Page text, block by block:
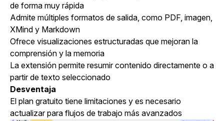
de forma muy rápida
Admite múltiples formatos de salida, como PDF, imagen,
XMind y Markdown
Ofrece visualizaciones estructuradas que mejoran la
comprensión y la memoria
La extensión permite resumir contenido directamente o a
partir de texto seleccionado
Desventaja
El plan gratuito tiene limitaciones y es necesario
actualizar para flujos de trabajo más avanzados